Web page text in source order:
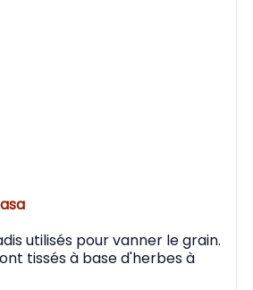
utilisés pour vanner le grain.
tissés à base d'herbes à